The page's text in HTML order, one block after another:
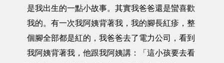
是我出生的一點小故事。其實我爸爸還是蠻喜歡
我的。有一次我阿姨背著我，我的腳長紅疹，整
個腳全部都是紅的，我爸爸去了電力公司，看到
我阿姨背著我，他跟我阿姨講：「這小孩要去看